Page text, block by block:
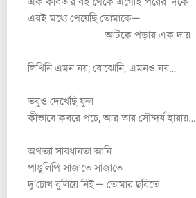
এরই মধ্যে পেয়েছি তোমাকে—
আটকে পড়ার এক দায়
লিখিনি এমন নয়; বোঝোনি, এমনও নয়…
তবুও দেখেছি ফুল
কীভাবে কবরে পচে, আর তার সৌন্দর্য হারায়…
অগত্যা সাবধানতা আনি
পাণ্ডুলিপি সাজাতে সাজাতে
দু’চোখ বুলিয়ে নিই— তোমার ছবিতে